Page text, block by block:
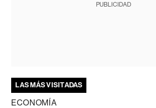
PUBLICIDAD
LAS MÁS VISITADAS
ECONOMÍA